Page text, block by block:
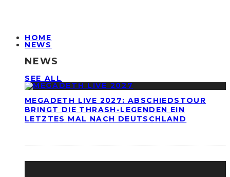
HOME
NEWS
NEWS
SEE ALL
MEGADETH LIVE 2027: ABSCHIEDSTOUR
BRINGT DIE THRASH-LEGENDEN EIN
LETZTES MAL NACH DEUTSCHLAND